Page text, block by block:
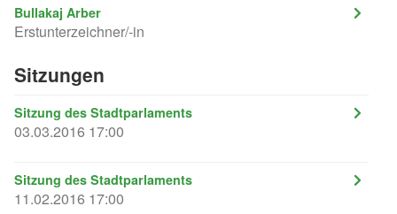
Bullakaj Arber
Erstunterzeichner/-in
Sitzungen
Sitzung des Stadtparlaments
03.03.2016 17:00
Sitzung des Stadtparlaments
11.02.2016 17:00